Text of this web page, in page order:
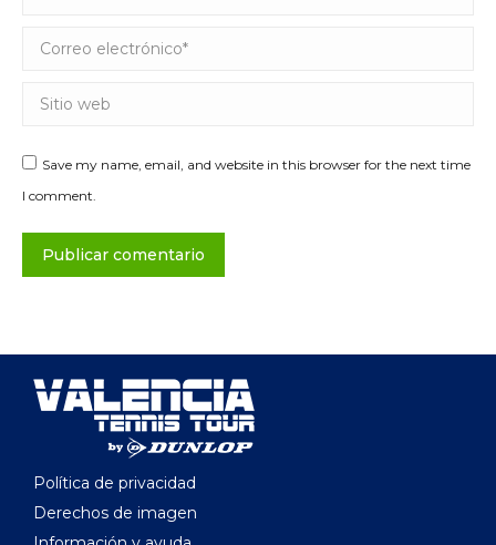
Correo electrónico *
Sitio web
Save my name, email, and website in this browser for the next time
I comment.
Publicar comentario
Política de privacidad
Derechos de imagen